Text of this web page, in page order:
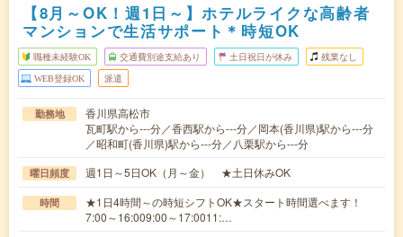
【8月～OK！週1日～】ホテルライクな高齢者
マンションで生活サポート＊時短OK
職種未経験OK 交通費別途支給あり 土日祝日が休み 残業なし
WEB登録OK 派遣
勤務地
香川県高松市
瓦町駅から---分／香西駅から---分／岡本(香川県)駅から---分
／昭和町(香川県)駅から---分／八栗駅から---分
曜日頻度 週1日～5日OK（月～金） ★土日休みOK
時間
★1日4時間～の時短シフトOK★スタート時間選べます！
7:00～16:009:00～17:0011:…